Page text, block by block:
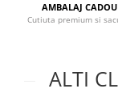
AMBALAJ
Cutiuta premium si
ALTI